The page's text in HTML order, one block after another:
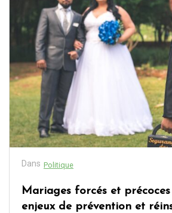
Dans Politique
Mariages forcés et
enjeux de prévention et